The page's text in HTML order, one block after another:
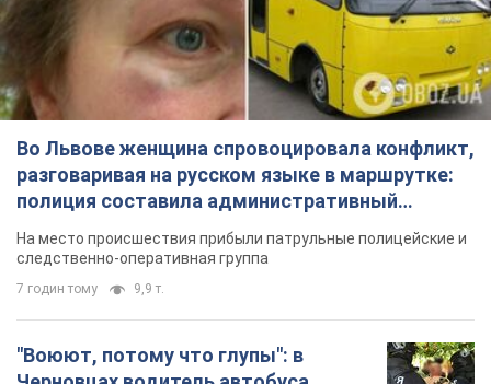
Во Львове женщина спровоцировала конфликт,
разговаривая на русском языке в маршрутке:
полиция составила административный
протокол. Видео
На место происшествия прибыли патрульные полицейские и
следственно-оперативная группа
7 годин тому 9,9 т.
"Воюют, потому что глупы": в